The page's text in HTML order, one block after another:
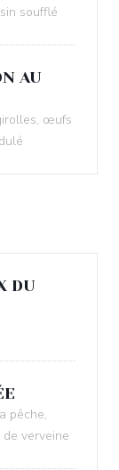
soufflé
AU
œufs
DU
pêche,
verveine